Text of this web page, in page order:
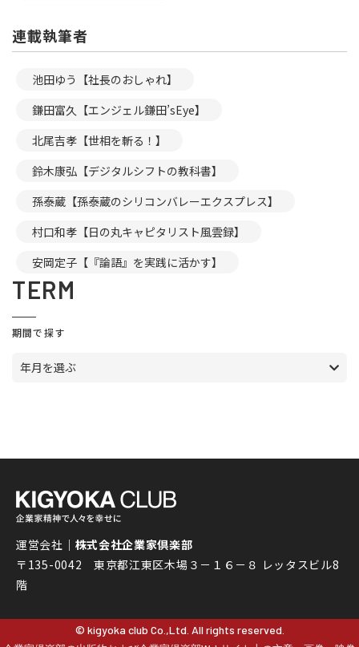
連載執筆者
池田ゆう【社長のおしゃれ】
鎌田富久【エンジェル鎌田’sEye】
北尾吉孝【世相を斬る！】
鈴木康弘【デジタルシフトの教科書】
孫泰蔵【孫泰蔵のシリコンバレーエクスプレス】
村口和孝【日の丸キャピタリスト風雲録】
安岡定子【『論語』を実践に活かす】
TERM
期間で探す
年月を選ぶ
運営会社｜ 株式会社企業家倶楽部
〒135-0042 東京都江東区木場３－１６－８ レッタスビル8
階
© kigyoka club Co.,Ltd. All rights reserved.